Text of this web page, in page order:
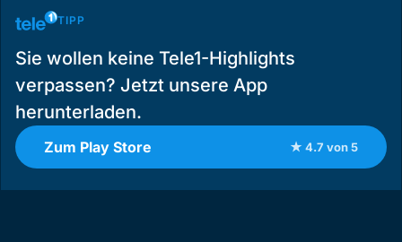
TIPP
Sie wollen keine Tele1-Highlights
verpassen? Jetzt unsere App
herunterladen.
Zum Play Store ★ 4.7 von 5